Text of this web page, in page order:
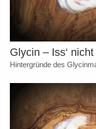
Glycin – Iss‘
Hintergründe des